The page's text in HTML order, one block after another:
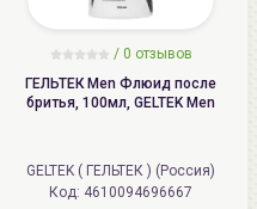
/ 0 отзывов
ГЕЛЬТЕК Men Флюид после
бритья, 100мл, GELTEK Men
GELTEK ( ГЕЛЬТЕК ) (Россия)
Код: 4610094696667